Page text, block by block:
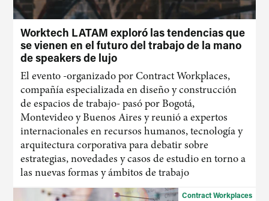
Worktech LATAM exploró las tendencias que
se vienen en el futuro del trabajo de la mano
de speakers de lujo
El evento -organizado por Contract Workplaces,
compañía especializada en diseño y construcción
de espacios de trabajo- pasó por Bogotá,
Montevideo y Buenos Aires y reunió a expertos
internacionales en recursos humanos, tecnología y
arquitectura corporativa para debatir sobre
estrategias, novedades y casos de estudio en torno a
las nuevas formas y ámbitos de trabajo
Contract Workplaces